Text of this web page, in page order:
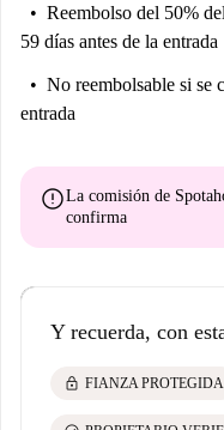
Reembolso del 50%
59 días antes de la entrada
No reembolsable si se
entrada
errorLa comisión de
confirma
Y recuerda, con
lock FIANZA PROTEGIDA